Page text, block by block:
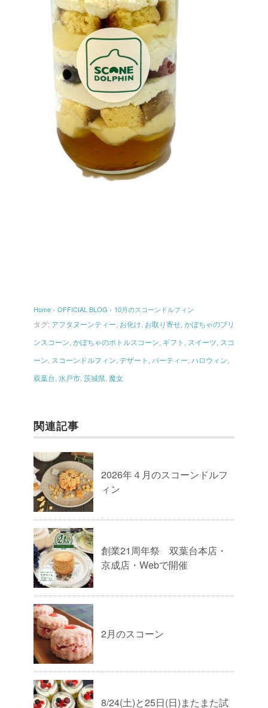
Home › OFFICIAL BLOG › 10月のスコーンドルフィン
タグ: アフタヌーンティー お化け お取り寄せ かぼちゃのプリ
ンスコーン かぼちゃのボトルスコーン ギフト スイーツ スコ
ーン スコーンドルフィン デザート パーティー ハロウィン
双葉台 水戸市 茨城県 魔女
関連記事
2026年４月のスコーンドルフ
ィン
創業21周年祭 双葉台本店・
京成店・Webで開催
2月のスコーン
8/24(土)と25日(日)またまた試